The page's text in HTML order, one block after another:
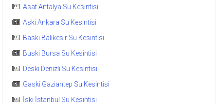
Asat Antalya Su Kesintisi
Aski Ankara Su Kesintisi
Baski Balıkesir Su Kesintisi
Buski Bursa Su Kesintisi
Deski Denizli Su Kesintisi
Gaski Gaziantep Su Kesintisi
İski İstanbul Su Kesintisi